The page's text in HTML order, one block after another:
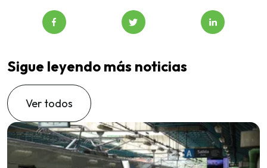
Sigue leyendo más noticias
Ver todos